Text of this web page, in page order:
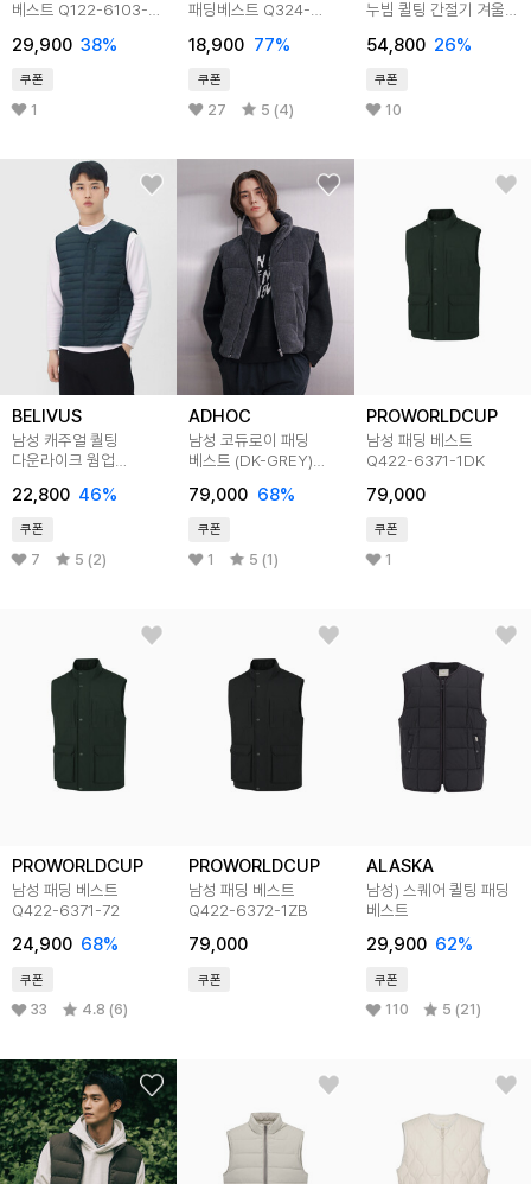
베스트 Q122-6103-
29,900 38%
쿠폰
1
패딩베스트 Q324-
18,900 77%
쿠폰
27 5 (4)
누빔 퀼팅 간절기 겨울
54,800 26%
쿠폰
10
BELIVUS
남성 캐주얼 퀄팅
다운라이크 웜업
22,800 46%
쿠폰
7 5 (2)
ADHOC
남성 코듀로이 패딩
베스트 (DK-GREY)
79,000 68%
쿠폰
1 5 (1)
PROWORLDCUP
남성 패딩 베스트
Q422-6371-1DK
79,000
쿠폰
1
PROWORLDCUP
남성 패딩 베스트
Q422-6371-72
24,900 68%
쿠폰
33 4.8 (6)
PROWORLDCUP
남성 패딩 베스트
Q422-6372-1ZB
79,000
쿠폰
ALASKA
남성) 스퀘어 퀼팅 패딩
베스트
29,900 62%
쿠폰
110 5 (21)